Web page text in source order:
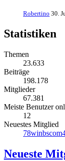
Robertino 30.
Statistiken
Themen
23.633
Beiträge
198.178
Mitglieder
67.381
Meiste Benutzer
12
Neuestes Mitglied
Neueste